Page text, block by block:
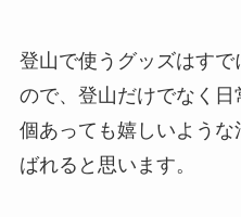
登山で使うグッズはす
ので、登山だけでなく
個あっても嬉しいよう
ばれると思います。